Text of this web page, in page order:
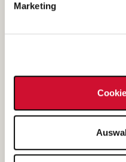
Marketing
Bewerbung als
Bewerbung als Erzieher*in
AWO Gliederungen nach